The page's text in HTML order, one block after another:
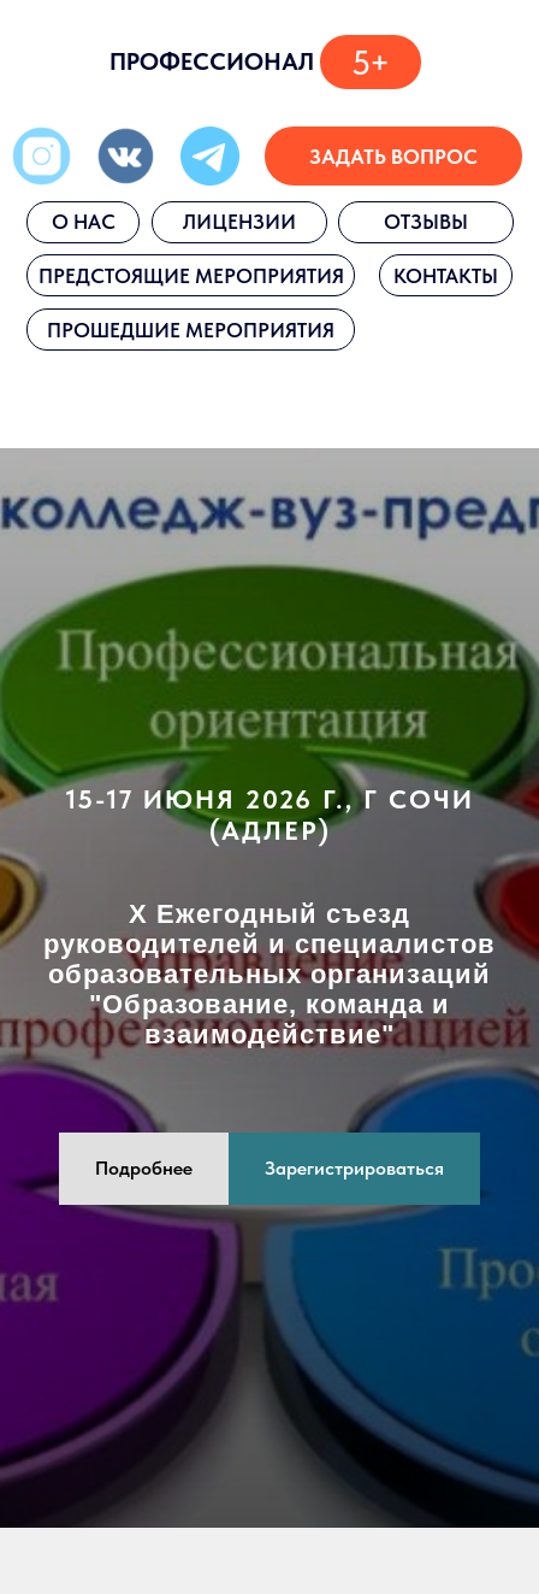
О НАС
ПРОШЕДШИЕ МЕРОПРИЯТИЯ
ЛИЦЕНЗИИ ОТЗЫВЫ
15-17 ИЮНЯ 2026 Г., Г СОЧИ
(АДЛЕР)
X Ежегодный съезд
руководителей и специалистов
образовательных организаций
"Образование, команда и
взаимодействие"
Подробнее Зарегистрироваться